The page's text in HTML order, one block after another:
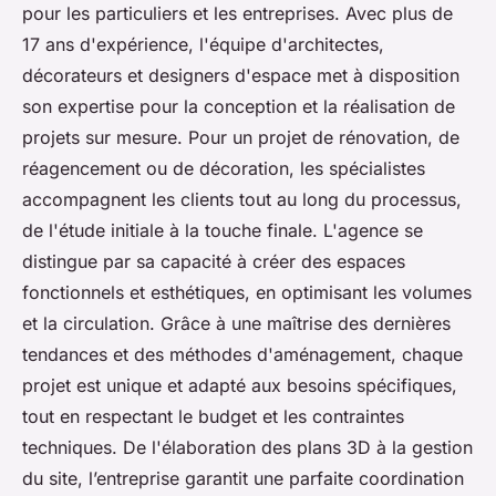
pour les particuliers et les entreprises. Avec plus de
17 ans d'expérience, l'équipe d'architectes,
décorateurs et designers d'espace met à disposition
son expertise pour la conception et la réalisation de
projets sur mesure. Pour un projet de rénovation, de
réagencement ou de décoration, les spécialistes
accompagnent les clients tout au long du processus,
de l'étude initiale à la touche finale. L'agence se
distingue par sa capacité à créer des espaces
fonctionnels et esthétiques, en optimisant les volumes
et la circulation. Grâce à une maîtrise des dernières
tendances et des méthodes d'aménagement, chaque
projet est unique et adapté aux besoins spécifiques,
tout en respectant le budget et les contraintes
techniques. De l'élaboration des plans 3D à la gestion
du site, l’entreprise garantit une parfaite coordination